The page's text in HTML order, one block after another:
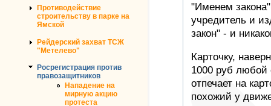
Противодействие
строительству в парке на
Ямской
Рейдерский захват ТСЖ
"Метелево"
Росрегистрация против
правозащитников
Нападение на
мирную акцию
протеста
"Именем
учредитель и
закон" - и
Карточку,
1000 руб любой
отпечает на
похожий у